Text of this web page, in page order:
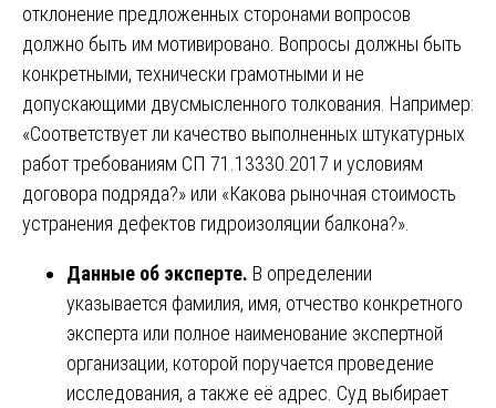
отклонение предложенных сторонами вопросов
должно быть им мотивировано. Вопросы должны быть
конкретными, технически грамотными и не
допускающими двусмысленного толкования. Например:
«Соответствует ли качество выполненных штукатурных
работ требованиям СП 71.13330.2017 и условиям
договора подряда?» или «Какова рыночная стоимость
устранения дефектов гидроизоляции балкона?».
Данные об эксперте. В определении
указывается фамилия, имя, отчество конкретного
эксперта или полное наименование экспертной
организации, которой поручается проведение
исследования, а также её адрес. Суд выбирает